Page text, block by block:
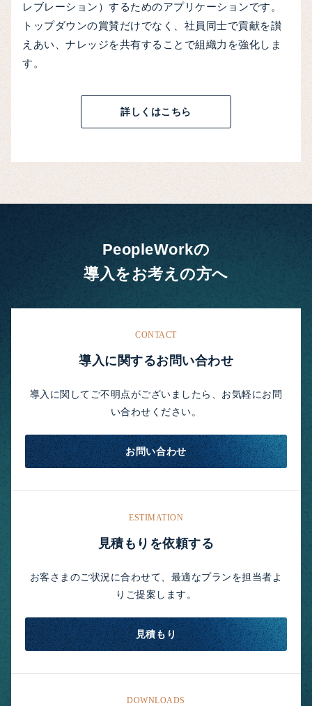
レブレーション）するためのアプリケーションです。
トップダウンの賞賛だけでなく、社員同士で貢献を讃
えあい、ナレッジを共有することで組織力を強化しま
す。
詳しくはこちら
PeopleWorkの
導入をお考えの方へ
CONTACT
導入に関するお問い合わせ
導入に関してご不明点がございましたら、お気軽にお問
い合わせください。
お問い合わせ
ESTIMATION
見積もりを依頼する
お客さまのご状況に合わせて、最適なプランを担当者よ
りご提案します。
見積もり
DOWNLOADS